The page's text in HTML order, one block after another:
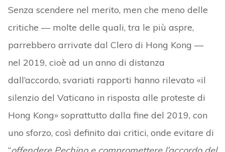
Senza scendere nel merito, men che meno delle
critiche — molte delle quali, tra le più aspre,
parrebbero arrivate dal Clero di Hong Kong —
nel 2019, cioè ad un anno di distanza
dall’accordo, svariati rapporti hanno rilevato «il
silenzio del Vaticano in risposta alle proteste di
Hong Kong» soprattutto dalla fine del 2019, con
uno sforzo, così definito dai critici, onde evitare di